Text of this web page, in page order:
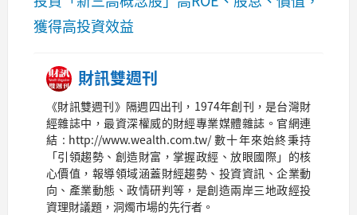
獲得高投資效益
財訊雙週刊
《財訊雙週刊》隔週四出刊，1974年創刊，是台灣財
經雜誌中，最資深權威的財經專業媒體雜誌。官網連
結 : http://www.wealth.com.tw/ 數十年來始終秉持
「引領趨勢、創造財富，掌握政經、放眼國際」的核
心價值，報導領域涵蓋財經趨勢、投資資訊、企業動
向、產業動態、政情研判等，是創造兩岸三地政經投
資理財議題，洞燭市場的先行者。